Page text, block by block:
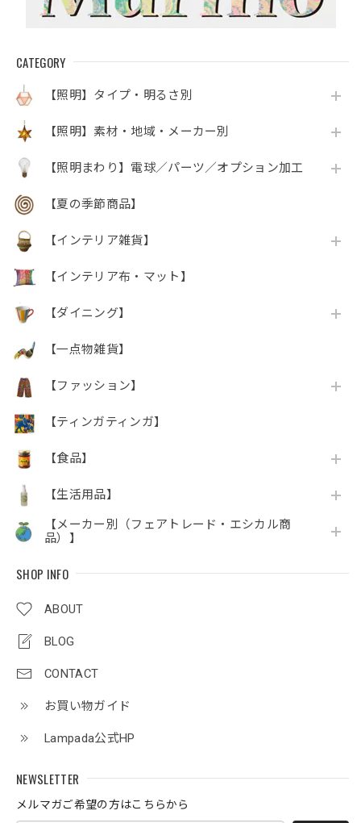
CATEGORY
【照明】タイプ・明るさ別
【照明】素材・地域・メーカー別
【照明まわり】電球／パーツ／オプション加工
【夏の季節商品】
【インテリア雑貨】
【インテリア布・マット】
【ダイニング】
【一点物雑貨】
【ファッション】
【ティンガティンガ】
【食品】
【生活用品】
【メーカー別（フェアトレード・エシカル商
品）】
SHOP INFO
ABOUT
BLOG
CONTACT
お買い物ガイド
Lampada公式HP
NEWSLETTER
メルマガご希望の方はこちらから